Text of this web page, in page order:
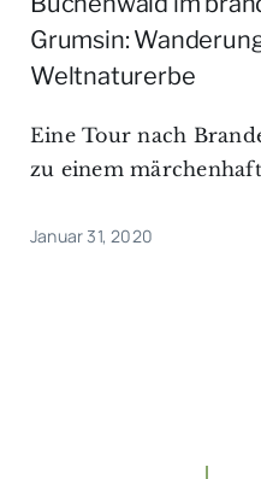
Grumsin:
Weltnaturerbe
Eine Tour nach
zu einem
Januar 31, 2020